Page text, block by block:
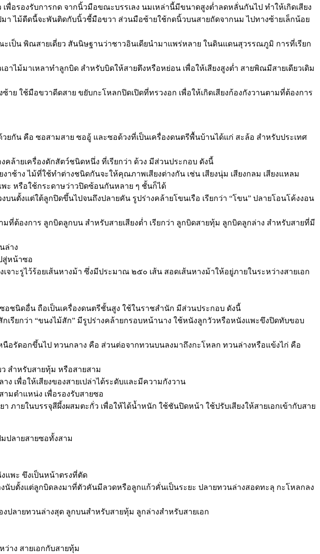
พื่อรองรับการกด จากนิ้วมือขณะบรรเลง นมเหล่านี้มีขนาดสูงต่ำลดหลั่นกันไป ทำให้เกิดเสียง
า ไม้ดีดนี้จะพันติดกับนิ้วชี้มือขวา ส่วนมือซ้ายใช้กดนิ้วบนสายถัดจากนม ไปทางซ้ายเล็กน้อย
ป็น พิณสายเดี่ยว สันนิษฐานว่าชาวอินเดียนำมาแพร่หลาย ในดินแดนสุวรรณภูมิ การที่เรียก
าไม้มาเหลาทำลูกบิด สำหรับบิดให้สายตึงหรือหย่อน เพื่อให้เสียงสูงต่ำ สายพิณมีสายเดียวเดิม
ใช้มือขวาดีดสาย ขยับกะโหลกปิดเปิดที่ทรวงอก เพื่อให้เกิดเสียงก้องกังวานตามที่ต้องการ
ยกัน คือ ซอสามสาย ซออู้ และซอด้วงที่เป็นเครื่องดนตรีพื้นบ้านได้แก่ สะล้อ สำหรับประเทศ
คล้ายเครื่องดักสัตว์ชนิดหนึ่ง ที่เรียกว่า ด้วง มีส่วนประกอบ ดังนี้
าช้าง ไม้ที่ใช้ทำต่างชนิดกันจะให้คุณภาพเสียงต่างกัน เช่น เสียงนุ่ม เสียงกลม เสียงแหลม
ะ หรือใช้กระดาษว่าวปิดซ้อนกันหลาย ๆ ชั้นก็ได้
ตั้งแต่ใต้ลูกปิดขึ้นไปจนถึงปลายคัน รูปร่างคล้ายโขนเรือ เรียกว่า “โขน” ปลายโอนโค้งงอน
ที่ต้องการ ลูกบิดลูกบน สำหรับสายเสียงต่ำ เรียกว่า ลูกบิดสายทุ้ม ลูกบิดลูกล่าง สำหรับสายที่มี
ล่าง
สู่หน้าซอ
ะรูไว้ร้อยเส้นหางม้า ซึ่งมีประมาณ ๒๕๐ เส้น สอดเส้นหางม้าให้อยู่ภายในระหว่างสายเอก
อชนิดอื่น ถือเป็นเครื่องดนตรีชั้นสูง ใช้ในราชสำนัก มีส่วนประกอบ ดังนี้
รียกว่า “ขนงไม้สัก” มีรูปร่างคล้ายกรอบหน้านาง ใช้หนังลูกวัวหรือหนังแพะขึงปิดทับขอบ
รัดอกขึ้นไป ทวนกลาง คือ ส่วนต่อจากทวนบนลงมาถึงกะโหลก ทวนล่างหรือแข้งไก่ คือ
สำหรับสายทุ้ม หรือสายสาม
เพื่อให้เสียงของสายเปล่าได้ระดับและมีความกังวาน
มตำแหน่ง เพื่อรองรับสายซอ
ายในบรรจุสีผึ้งผสมตะกั่ว เพื่อให้ได้น้ำหนัก ใช้ชันปิดหน้า ใช้ปรับเสียงให้สายเอกเข้ากับสาย
ปลายสายซอทั้งสาม
แพะ ขึงเป็นหน้าตรงที่ตัด
บตั้งแต่ลูกบิดลงมาที่ตัวคันมีลวดหรือลูกแก้วคั่นเป็นระยะ ปลายทวนล่างสอดทะลุ กะโหลกลง
ปลายทวนล่างสุด ลูกบนสำหรับสายทุ้ม ลูกล่างสำหรับสายเอก
าง สายเอกกับสายทุ้ม